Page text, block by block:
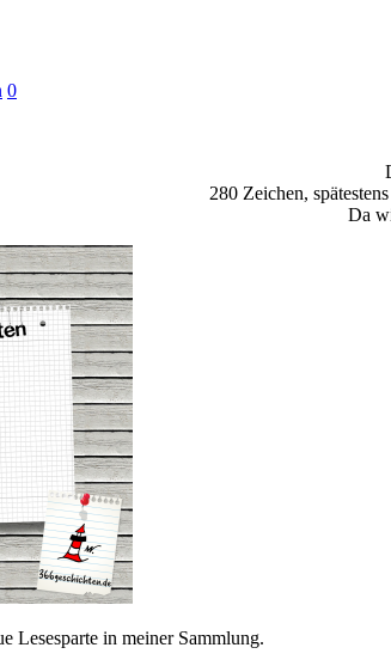
0
280 Zeichen,
Da
Lesesparte in meiner Sammlung.